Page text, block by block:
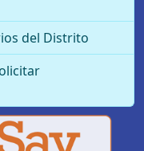
del Distrito